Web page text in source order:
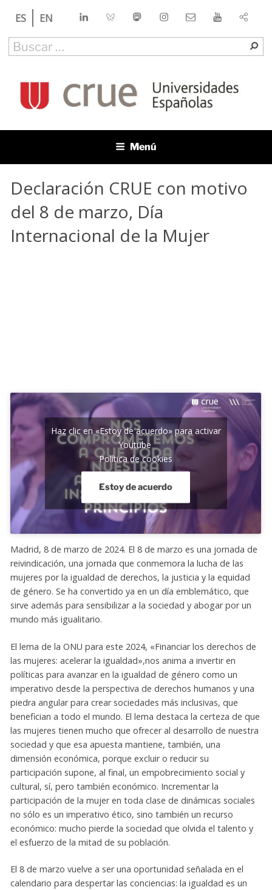
contenido
ES EN LinkedInBlueskyMastodonInstagramContactoYouTube
Buscar
por:
CRUE
Conferencia de Rectores de las Universidades Españolas
Menú
Declaración CRUE con motivo
del 8 de marzo, Día
Internacional de la Mujer
Haz clic en «Estoy de acuerdo» para activar
Youtube
Política de cookies
Estoy de acuerdo
Madrid, 8 de marzo de 2024. El 8 de marzo es una jornada de
reivindicación, una jornada que conmemora la lucha de las
mujeres por la igualdad de derechos, la justicia y la equidad
de género. Se ha convertido ya en un día emblemático, que
sirve además para sensibilizar a la sociedad y abogar por un
mundo más igualitario.
El lema de la ONU para este 2024, «Financiar los derechos de
las mujeres: acelerar la igualdad»,nos anima a invertir en
políticas para avanzar en la igualdad de género como un
imperativo desde la perspectiva de derechos humanos y una
piedra angular para crear sociedades más inclusivas, que
benefician a todo el mundo. El lema destaca la certeza de que
las mujeres tienen mucho que ofrecer al desarrollo de nuestra
sociedad y que esa apuesta mantiene, también, una
dimensión económica, porque excluir o reducir su
participación supone, al final, un empobrecimiento social y
cultural, sí, pero también económico. Incrementar la
participación de la mujer en toda clase de dinámicas sociales
no sólo es un imperativo ético, sino también un recurso
económico: mucho pierde la sociedad que olvida el talento y
el esfuerzo de la mitad de su población.
El 8 de marzo vuelve a ser una oportunidad señalada en el
calendario para despertar las conciencias: la igualdad es un